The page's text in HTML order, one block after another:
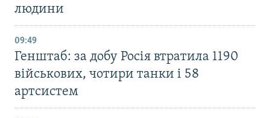
людини
09:49
Генштаб: за добу Росія втратила 1190
військових, чотири танки і 58
артсистем